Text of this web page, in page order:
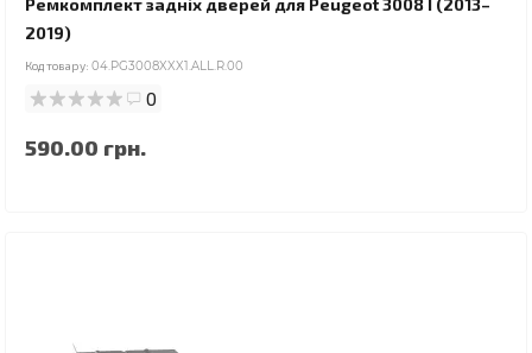
2019)
Код товару: 04.PG3008XXX1.ALL.R.00
0
590.00 грн.